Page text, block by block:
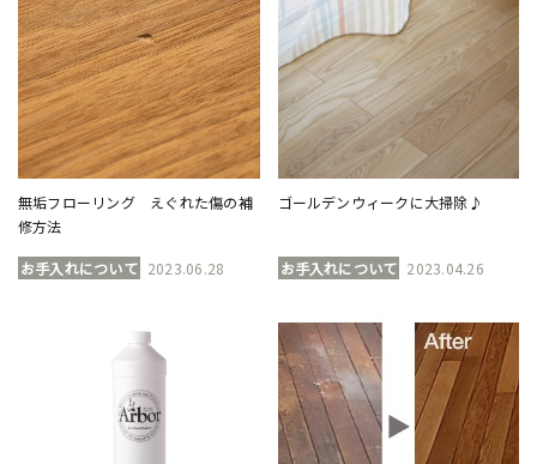
無垢フローリング えぐれた傷の補
修方法
お手入れについて 2023.06.28
ゴールデンウィークに大掃除♪
お手入れについて 2023.04.26